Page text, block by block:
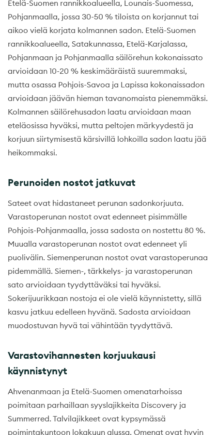
Etelä-Suomen rannikkoalueella, Lounais-Suomessa,
Pohjanmaalla, jossa 30-50 % tiloista on korjannut tai
aikoo vielä korjata kolmannen sadon. Etelä-Suomen
rannikkoalueella, Satakunnassa, Etelä-Karjalassa,
Pohjanmaan ja Pohjanmaalla säilörehun kokonaissato
arvioidaan 10-20 % keskimääräistä suuremmaksi,
mutta osassa Pohjois-Savoa ja Lapissa kokonaissadon
arvioidaan jäävän hieman tavanomaista pienemmäksi.
Kolmannen säilörehusadon laatu arvioidaan maan
eteläosissa hyväksi, mutta peltojen märkyydestä ja
korjuun siirtymisestä kärsivillä lohkoilla sadon laatu jää
heikommaksi.
Perunoiden nostot jatkuvat
Sateet ovat hidastaneet perunan sadonkorjuuta.
Varastoperunan nostot ovat edenneet pisimmälle
Pohjois-Pohjanmaalla, jossa sadosta on nostettu 80 %.
Muualla varastoperunan nostot ovat edenneet yli
puolivälin. Siemenperunan nostot ovat varastoperunaa
pidemmällä. Siemen-, tärkkelys- ja varastoperunan
sato arvioidaan tyydyttäväksi tai hyväksi.
Sokerijuurikkaan nostoja ei ole vielä käynnistetty, sillä
kasvu jatkuu edelleen hyvänä. Sadosta arvioidaan
muodostuvan hyvä tai vähintään tyydyttävä.
Varastovihannesten korjuukausi
käynnistynyt
Ahvenanmaan ja Etelä-Suomen omenatarhoissa
poimitaan parhaillaan syyslajikkeita Discovery ja
Summerred. Talvilajikkeet ovat kypsymässä
poimintakuntoon lokakuun alussa. Omenat ovat hyvin